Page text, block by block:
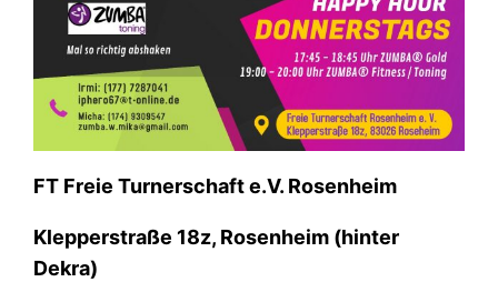
FT Freie Turnerschaft e.V. Rosenheim
Klepperstraße 18z, Rosenheim (hinter
Dekra)